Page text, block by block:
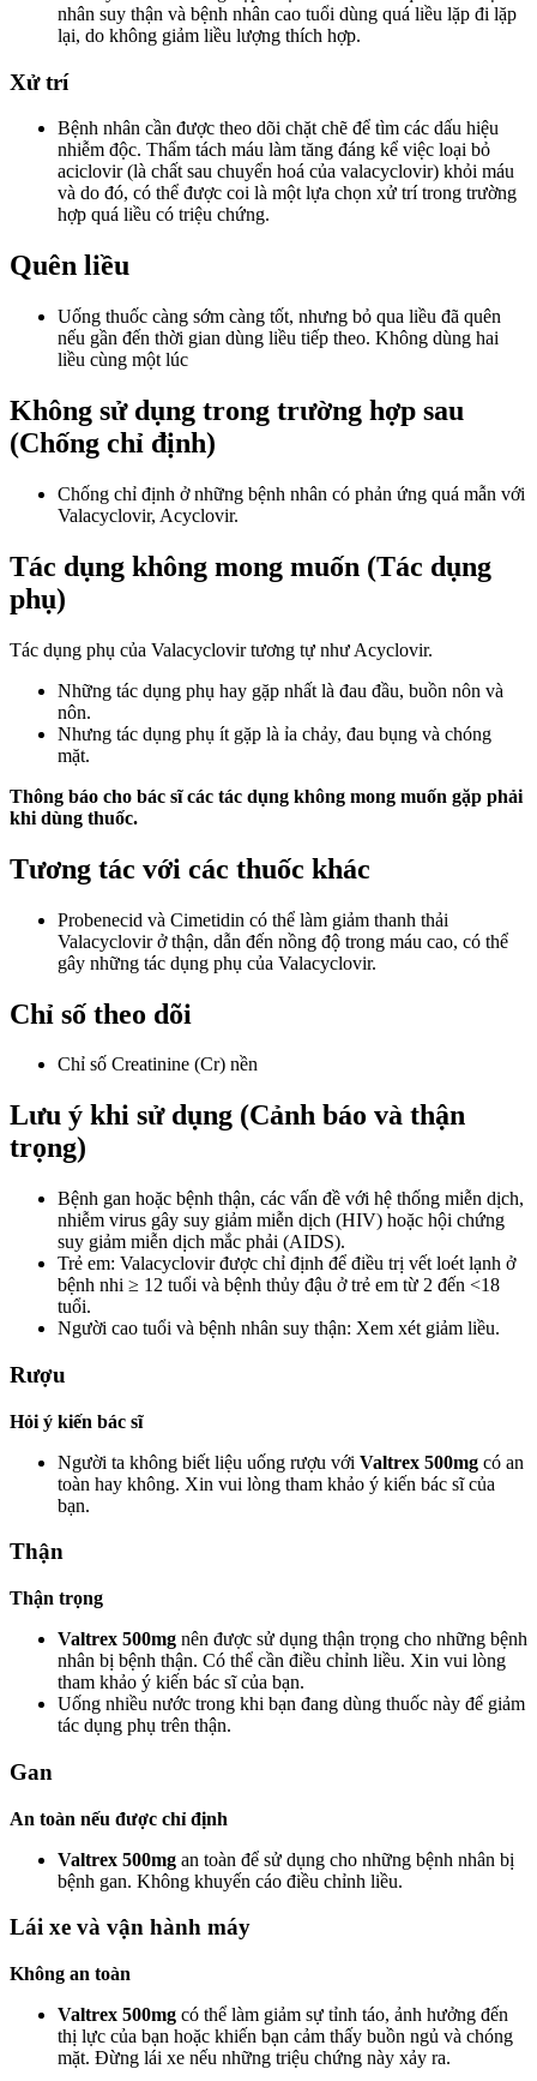
nhân suy thận và bệnh nhân cao tuổi dùng quá liều lặp đi lặp
lại, do không giảm liều lượng thích hợp.
Xử trí
Bệnh nhân cần được theo dõi chặt chẽ để tìm các dấu hiệu
nhiễm độc. Thẩm tách máu làm tăng đáng kể việc loại bỏ
aciclovir (là chất sau chuyển hoá của valacyclovir) khỏi máu
và do đó, có thể được coi là một lựa chọn xử trí trong trường
hợp quá liều có triệu chứng.
Quên liều
Uống thuốc càng sớm càng tốt, nhưng bỏ qua liều đã quên
nếu gần đến thời gian dùng liều tiếp theo. Không dùng hai
liều cùng một lúc
Không sử dụng trong trường hợp sau
(Chống chỉ định)
Chống chỉ định ở những bệnh nhân có phản ứng quá mẫn với
Valacyclovir, Acyclovir.
Tác dụng không mong muốn (Tác dụng
phụ)
Tác dụng phụ của Valacyclovir tương tự như Acyclovir.
Những tác dụng phụ hay gặp nhất là đau đầu, buồn nôn và
nôn.
Nhưng tác dụng phụ ít gặp là ỉa chảy, đau bụng và chóng
mặt.
Thông báo cho bác sĩ các tác dụng không mong muốn gặp phải
khi dùng thuốc.
Tương tác với các thuốc khác
Probenecid và Cimetidin có thể làm giảm thanh thải
Valacyclovir ở thận, dẫn đến nồng độ trong máu cao, có thể
gây những tác dụng phụ của Valacyclovir.
Chỉ số theo dõi
Chỉ số Creatinine (Cr) nền
Lưu ý khi sử dụng (Cảnh báo và thận
trọng)
Bệnh gan hoặc bệnh thận, các vấn đề với hệ thống miễn dịch,
nhiễm virus gây suy giảm miễn dịch (HIV) hoặc hội chứng
suy giảm miễn dịch mắc phải (AIDS).
Trẻ em: Valacyclovir được chỉ định để điều trị vết loét lạnh ở
bệnh nhi ≥ 12 tuổi và bệnh thủy đậu ở trẻ em từ 2 đến <18
tuổi.
Người cao tuổi và bệnh nhân suy thận: Xem xét giảm liều.
Rượu
Hỏi ý kiến bác sĩ
Người ta không biết liệu uống rượu với Valtrex 500mg có an
toàn hay không. Xin vui lòng tham khảo ý kiến bác sĩ của
bạn.
Thận
Thận trọng
Valtrex 500mg nên được sử dụng thận trọng cho những bệnh
nhân bị bệnh thận. Có thể cần điều chỉnh liều. Xin vui lòng
tham khảo ý kiến bác sĩ của bạn.
Uống nhiều nước trong khi bạn đang dùng thuốc này để giảm
tác dụng phụ trên thận.
Gan
An toàn nếu được chỉ định
Valtrex 500mg an toàn để sử dụng cho những bệnh nhân bị
bệnh gan. Không khuyến cáo điều chỉnh liều.
Lái xe và vận hành máy
Không an toàn
Valtrex 500mg có thể làm giảm sự tỉnh táo, ảnh hưởng đến
thị lực của bạn hoặc khiến bạn cảm thấy buồn ngủ và chóng
mặt. Đừng lái xe nếu những triệu chứng này xảy ra.